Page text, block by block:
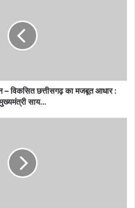
विकसित छत्तीसगढ़ का मजबूत आधार :
साय…